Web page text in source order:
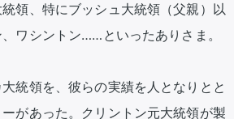
領、特にブッシュ大統領（父親）以
ワシントン……といったありさま。
統領を、彼らの実績を人となりとと
があった。クリントン元大統領が製